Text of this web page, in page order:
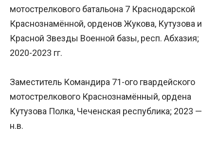
мотострелкового батальона 7 Краснодарской
Краснознамённой, орденов Жукова, Кутузова и
Красной Звезды Военной базы, респ. Абхазия;
2020-2023 гг.
Заместитель Командира 71-ого гвардейского
мотострелкового Краснознамённый, ордена
Кутузова Полка, Чеченская республика; 2023 —
н.в.